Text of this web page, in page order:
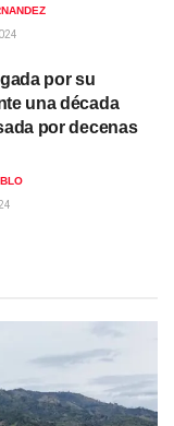
por su
una década
por decenas